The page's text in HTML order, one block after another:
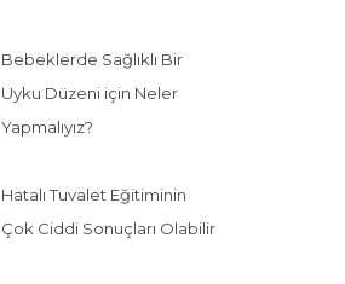
Bebeklerde Sağlıklı Bir
Uyku Düzeni için Neler
Yapmalıyız?
Hatalı Tuvalet Eğitiminin
Çok Ciddi Sonuçları Olabilir